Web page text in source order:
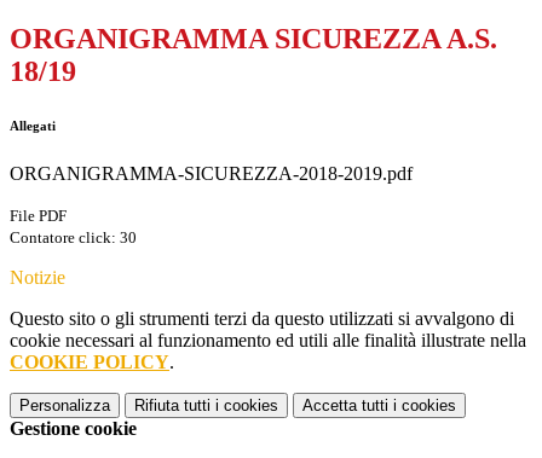
ORGANIGRAMMA SICUREZZA A.S.
18/19
Allegati
ORGANIGRAMMA-SICUREZZA-2018-2019.pdf
File PDF
Contatore click: 30
Notizie
Questo sito o gli strumenti terzi da questo utilizzati si avvalgono di
cookie necessari al funzionamento ed utili alle finalità illustrate nella
COOKIE POLICY.
Personalizza Rifiuta tutti i cookies Accetta tutti i cookies
Gestione cookie